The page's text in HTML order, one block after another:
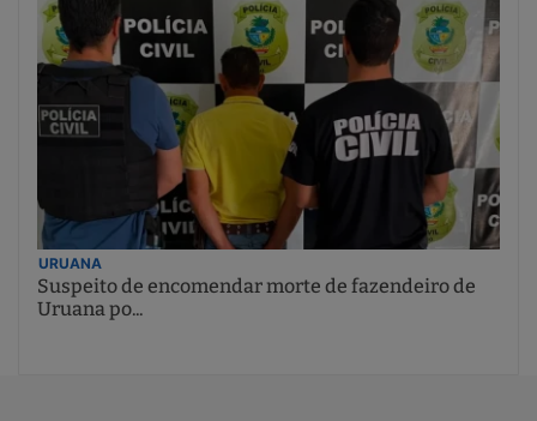
URUANA
Suspeito de encomendar morte de fazendeiro de
Uruana po...